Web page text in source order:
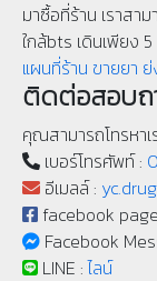
มาซื้อที่ร้าน เราสา
ใกล้bts เดินเพียง 5
แผนที่ร้าน ขายยา
ติดต่อสอบถ
คุณสามารถโทรหาเ
เบอร์โทรศัพท์ :
อีเมลล์ :
facebook
Facebook
LINE :ไลน์